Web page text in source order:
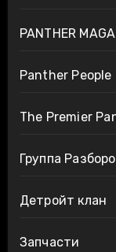
PANTHER
Panther People
The Premier
Группа
Детройт клан
Запчасти